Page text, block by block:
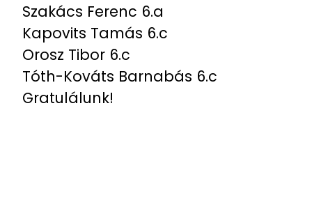
Szakács Ferenc 6.a
Kapovits Tamás 6.c
Orosz Tibor 6.c
Tóth-Kováts Barnabás 6.c
Gratulálunk!